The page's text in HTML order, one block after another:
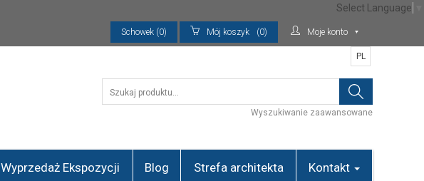
Schowek (0) Mój koszyk (0) Moje konto
Wyszukiwanie zaawansowane
PL
Wyprzedaż Ekspozycji Blog Strefa architekta Kontakt
Select Language